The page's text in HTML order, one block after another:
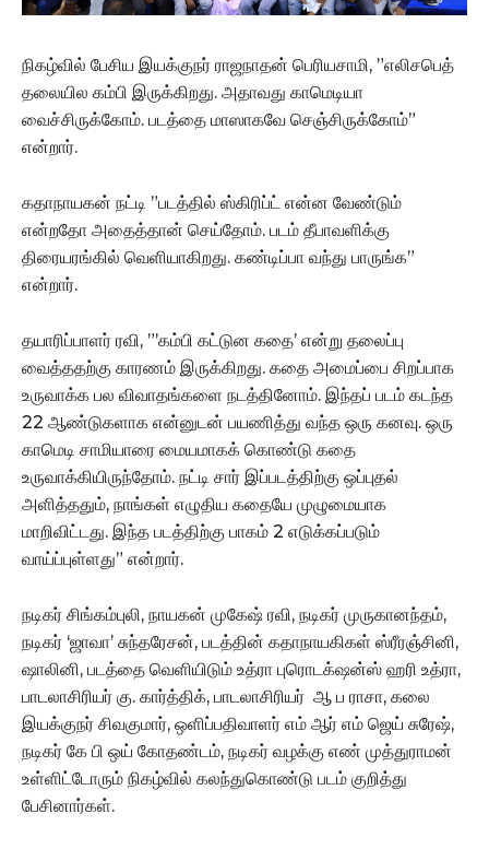
நிகழ்வில் பேசிய இயக்குநர் ராஜநாதன் பெரியசாமி, ”எலிசபெத்
தலையில கம்பி இருக்கிறது. அதாவது காமெடியா
வைச்சிருக்கோம். படத்தை மாஸாகவே செஞ்சிருக்கோம்”
என்றார்.
கதாநாயகன் நட்டி ”படத்தில் ஸ்கிரிப்ட் என்ன வேண்டும்
என்றதோ அதைத்தான் செய்தோம். படம் தீபாவளிக்கு
திரையரங்கில் வெளியாகிறது. கண்டிப்பா வந்து பாருங்க”
என்றார்.
தயாரிப்பாளர் ரவி, ”’கம்பி கட்டுன கதை’ என்று தலைப்பு
வைத்ததற்கு காரணம் இருக்கிறது. கதை அமைப்பை சிறப்பாக
உருவாக்க பல விவாதங்களை நடத்தினோம். இந்தப் படம் கடந்த
22 ஆண்டுகளாக என்னுடன் பயணித்து வந்த ஒரு கனவு. ஒரு
காமெடி சாமியாரை மையமாகக் கொண்டு கதை
உருவாக்கியிருந்தோம். நட்டி சார் இப்படத்திற்கு ஒப்புதல்
அளித்ததும், நாங்கள் எழுதிய கதையே முழுமையாக
மாறிவிட்டது. இந்த படத்திற்கு பாகம் 2 எடுக்கப்படும்
வாய்ப்புள்ளது” என்றார்.
நடிகர் சிங்கம்புலி, நாயகன் முகேஷ் ரவி, நடிகர் முருகானந்தம்,
நடிகர் ‘ஜாவா’ சுந்தரேசன், படத்தின் கதாநாயகிகள் ஸ்ரீரஞ்சினி,
ஷாலினி, படத்தை வெளியிடும் உத்ரா புரொடக்‌ஷன்ஸ் ஹரி உத்ரா,
பாடலாசிரியர் கு. கார்த்திக், பாடலாசிரியர் ஆ ப ராசா, கலை
இயக்குநர் சிவகுமார், ஒளிப்பதிவாளர் எம் ஆர் எம் ஜெய் சுரேஷ்,
நடிகர் கே பி ஒய் கோதண்டம், நடிகர் வழக்கு எண் முத்துராமன்
உள்ளிட்டோரும் நிகழ்வில் கலந்துகொண்டு படம் குறித்து
பேசினார்கள்.